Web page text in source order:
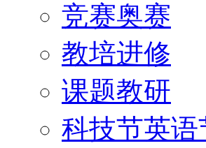
竞赛奥赛
教培进修
课题教研
科技节英语